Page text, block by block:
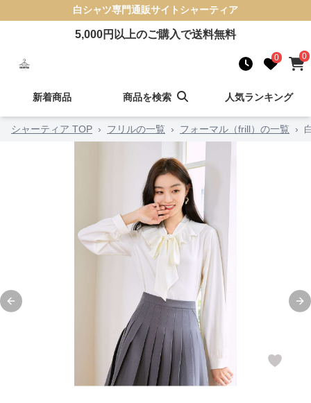
白シャツ専門通販サイト シャーティア
5,000円以上のご購入で送料無料
0 0
新着商品 商品を検索 人気ランキング
シャーティア TOP › フリルの一覧 › フォーマル（frill）の一覧 ›
Previous slide